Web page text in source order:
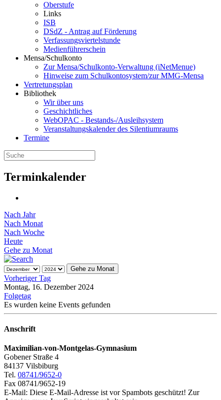
Oberstufe
Links
ISB
DSdZ - Antrag auf Förderung
Verfassungsviertelstunde
Medienführerschein
Mensa/Schulkonto
Zur Mensa/Schulkonto-Verwaltung (iNetMenue)
Hinweise zum Schulkontosystem/zur MMG-Mensa
Vertretungsplan
Bibliothek
Wir über uns
Geschichtliches
WebOPAC - Bestands-/Ausleihsystem
Veranstaltungskalender des Silentiumraums
Termine
Terminkalender
Nach Jahr
Nach Monat
Nach Woche
Heute
Gehe zu Monat
Gehe zu Monat
Vorheriger Tag
Montag, 16. Dezember 2024
Folgetag
Es wurden keine Events gefunden
Anschrift
Maximilian-von-Montgelas-Gymnasium
Gobener Straße 4
84137 Vilsbiburg
Tel. 08741/9652-0
Fax 08741/9652-19
E-Mail: Diese E-Mail-Adresse ist vor Spambots geschützt! Zur